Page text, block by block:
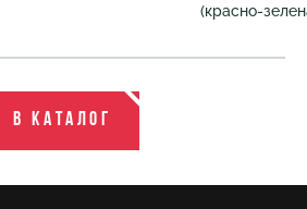
(красно-
В каталог